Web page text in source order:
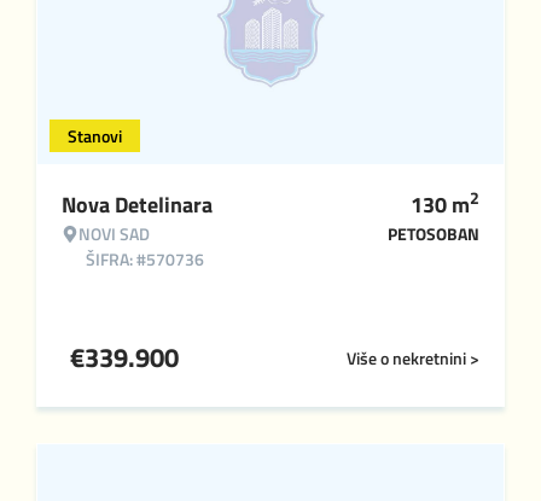
Stanovi
Nova Detelinara
NOVI SAD
ŠIFRA: #570736
130m2
PETOSOBAN
Više o nekretnini >
€339.900